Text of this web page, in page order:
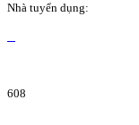
Nhà tuyển dụng:
608